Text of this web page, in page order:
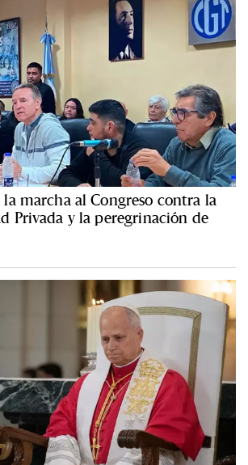
marcha al Congreso contra la
Privada y la peregrinación de